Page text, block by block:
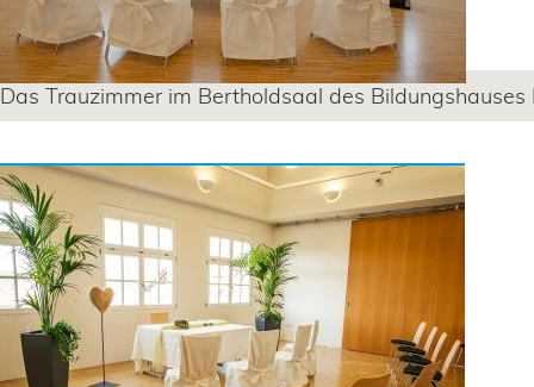
Das Trauzimmer im Bertholdsaal des